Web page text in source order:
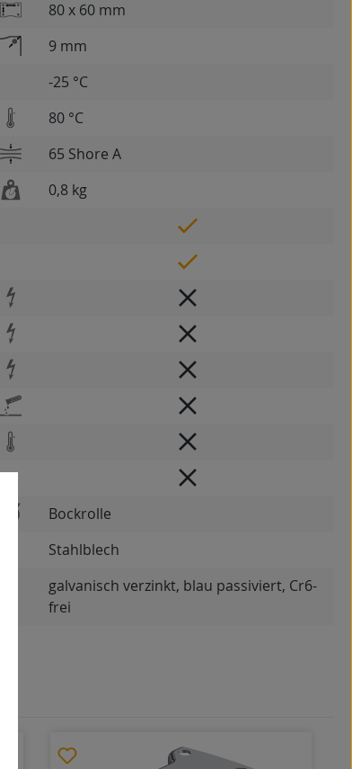
80 x 60 mm
9 mm
-25 °C
80 °C
65 Shore A
0,8 kg
Bockrolle
Stahlblech
galvanisch verzinkt, blau passiviert, Cr6-
frei